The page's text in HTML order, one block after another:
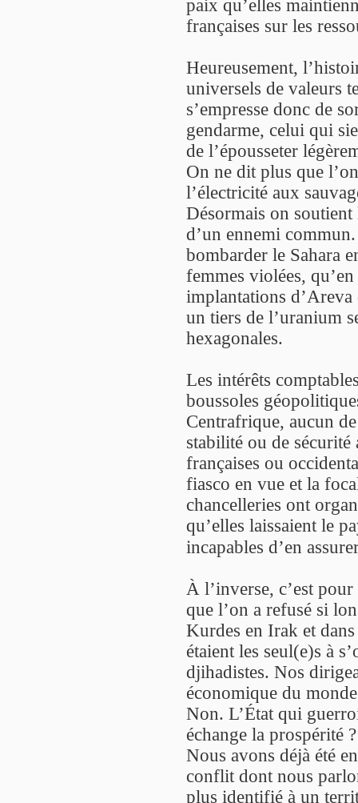
paix qu’elles
françaises sur les
Heureusement,
universels de valeurs
s’empresse donc de
gendarme, celui qui
de l’épousseter
On ne dit plus que
l’électricité aux
Désormais on soutient
d’un ennemi
bombarder le Sahara
femmes violées,
implantations
un tiers de l’uranium
hexagonales.
Les intérêts
boussoles
Centrafrique, aucun
stabilité ou de
françaises ou
fiasco en vue et la
chancelleries ont
qu’elles laissaient le
incapables d’en
À l’inverse, c’est
que l’on a refusé si
Kurdes en Irak et
étaient les seul(e)s à
djihadistes. Nos
économique du
Non. L’État qui
échange la prospérité
Nous avons déjà été
conflit dont nous
plus identifié à un